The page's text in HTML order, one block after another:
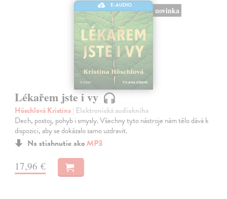
E-AUDIO
novinka
Lékařem jste i vy
Höschlová Kristina| Elektronická audiokniha
Dech, postoj, pohyb i smysly. Všechny tyto nástroje nám tělo dává k
dispozici, aby se dokázalo samo uzdravit.
Na stiahnutie ako MP3
17,96 €